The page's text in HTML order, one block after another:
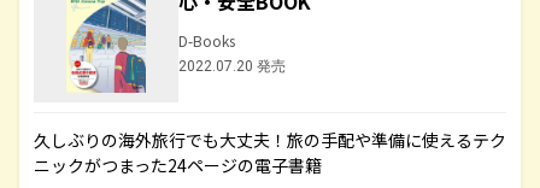
D-Books
2022.07.20 発売
久しぶりの海外旅行でも大丈夫！旅の手配や準備に使えるテク
ニックがつまった24ページの電子書籍